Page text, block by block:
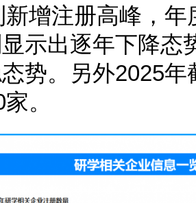
增注册高峰，
示出逐年下降态
势。另外2025
。